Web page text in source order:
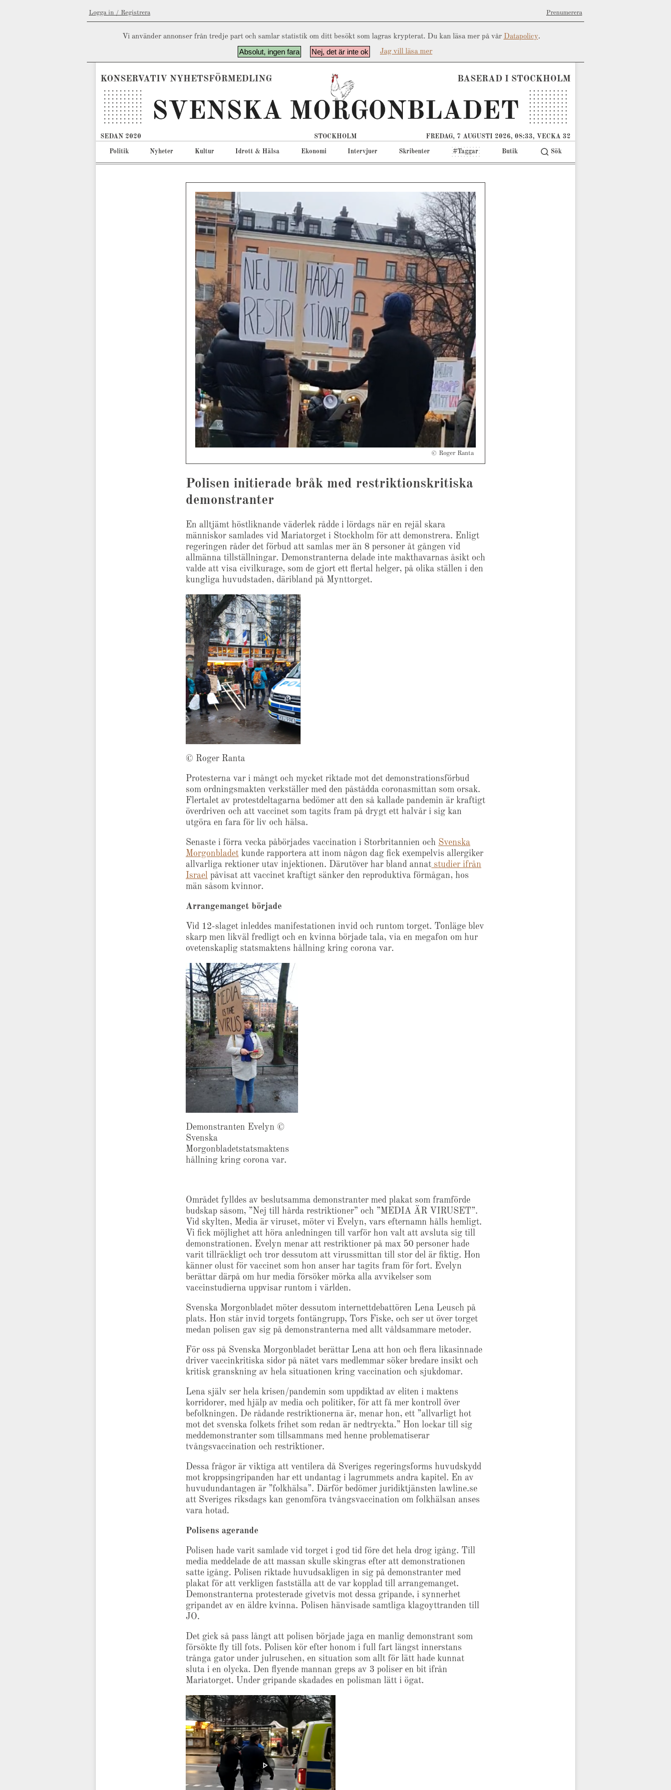
Logga in / Registrera Prenumerera
Vi använder annonser från tredje part och samlar statistik om ditt besökt som lagras krypterat. Du kan läsa mer på vår Datapolicy.
Absolut, ingen fara Nej, det är inte ok Jag vill läsa mer
KONSERVATIV NYHETSFÖRMEDLING BASERAD I STOCKHOLM
SEDAN 2020 STOCKHOLM FREDAG, 7 AUGUSTI 2026, 08:33, VECKA 32
Politik Nyheter Kultur Idrott & Hälsa Ekonomi Intervjuer Skribenter #Taggar Butik Sök
© Roger Ranta
Polisen initierade bråk med restriktionskritiska
demonstranter
En alltjämt höstliknande väderlek rådde i lördags när en rejäl skara
människor samlades vid Mariatorget i Stockholm för att demonstrera. Enligt
regeringen råder det förbud att samlas mer än 8 personer åt gången vid
allmänna tillställningar. Demonstranterna delade inte makthavarnas åsikt och
valde att visa civilkurage, som de gjort ett flertal helger, på olika ställen i den
kungliga huvudstaden, däribland på Mynttorget.
© Roger Ranta
Protesterna var i mångt och mycket riktade mot det demonstrationsförbud
som ordningsmakten verkställer med den påstådda coronasmittan som orsak.
Flertalet av protestdeltagarna bedömer att den så kallade pandemin är kraftigt
överdriven och att vaccinet som tagits fram på drygt ett halvår i sig kan
utgöra en fara för liv och hälsa.
Senaste i förra vecka påbörjades vaccination i Storbritannien och Svenska
Morgonbladet kunde rapportera att inom någon dag fick exempelvis allergiker
allvarliga rektioner utav injektionen. Därutöver har bland annat studier ifrån
Israel påvisat att vaccinet kraftigt sänker den reproduktiva förmågan, hos
män såsom kvinnor.
Arrangemanget började
Vid 12-slaget inleddes manifestationen invid och runtom torget. Tonläge blev
skarp men likväl fredligt och en kvinna började tala, via en megafon om hur
ovetenskaplig statsmaktens hållning kring corona var.
Demonstranten Evelyn ©
Svenska
Morgonbladetstatsmaktens
hållning kring corona var.
Området fylldes av beslutsamma demonstranter med plakat som framförde
budskap såsom, ”Nej till hårda restriktioner” och ”MEDIA ÄR VIRUSET”.
Vid skylten, Media är viruset, möter vi Evelyn, vars efternamn hålls hemligt.
Vi fick möjlighet att höra anledningen till varför hon valt att avsluta sig till
demonstrationen. Evelyn menar att restriktioner på max 50 personer hade
varit tillräckligt och tror dessutom att virussmittan till stor del är fiktig. Hon
känner olust för vaccinet som hon anser har tagits fram för fort. Evelyn
berättar därpå om hur media försöker mörka alla avvikelser som
vaccinstudierna uppvisar runtom i världen.
Svenska Morgonbladet möter dessutom internettdebattören Lena Leusch på
plats. Hon står invid torgets fontängrupp, Tors Fiske, och ser ut över torget
medan polisen gav sig på demonstranterna med allt våldsammare metoder.
För oss på Svenska Morgonbladet berättar Lena att hon och flera likasinnade
driver vaccinkritiska sidor på nätet vars medlemmar söker bredare insikt och
kritisk granskning av hela situationen kring vaccination och sjukdomar.
Lena själv ser hela krisen/pandemin som uppdiktad av eliten i maktens
korridorer, med hjälp av media och politiker, för att få mer kontroll över
befolkningen. De rådande restriktionerna är, menar hon, ett ”allvarligt hot
mot det svenska folkets frihet som redan är nedtryckta.” Hon lockar till sig
meddemonstranter som tillsammans med henne problematiserar
tvångsvaccination och restriktioner.
Dessa frågor är viktiga att ventilera då Sveriges regeringsforms huvudskydd
mot kroppsingripanden har ett undantag i lagrummets andra kapitel. En av
huvudundantagen är ”folkhälsa”. Därför bedömer juridiktjänsten lawline.se
att Sveriges riksdags kan genomföra tvångsvaccination om folkhälsan anses
vara hotad.
Polisens agerande
Polisen hade varit samlade vid torget i god tid före det hela drog igång. Till
media meddelade de att massan skulle skingras efter att demonstrationen
satte igång. Polisen riktade huvudsakligen in sig på demonstranter med
plakat för att verkligen fastställa att de var kopplad till arrangemanget.
Demonstranterna protesterade givetvis mot dessa gripande, i synnerhet
gripandet av en äldre kvinna. Polisen hänvisade samtliga klagoyttranden till
JO.
Det gick så pass långt att polisen började jaga en manlig demonstrant som
försökte fly till fots. Polisen kör efter honom i full fart längst innerstans
trånga gator under julruschen, en situation som allt för lätt hade kunnat
sluta i en olycka. Den flyende mannan greps av 3 poliser en bit ifrån
Mariatorget. Under gripande skadades en polisman lätt i ögat.